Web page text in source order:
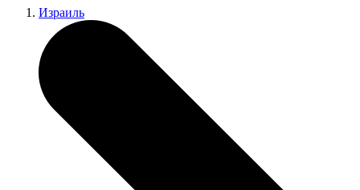
Израиль